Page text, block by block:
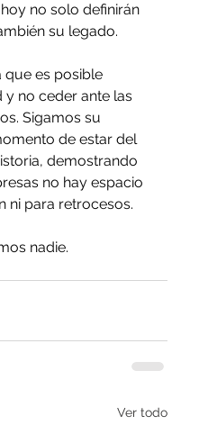
no solo definirán
su legado.
que es posible
y no ceder ante las
Sigamos su
de estar del
demostrando
no hay espacio
ni para retrocesos.
nadie.
Ver todo